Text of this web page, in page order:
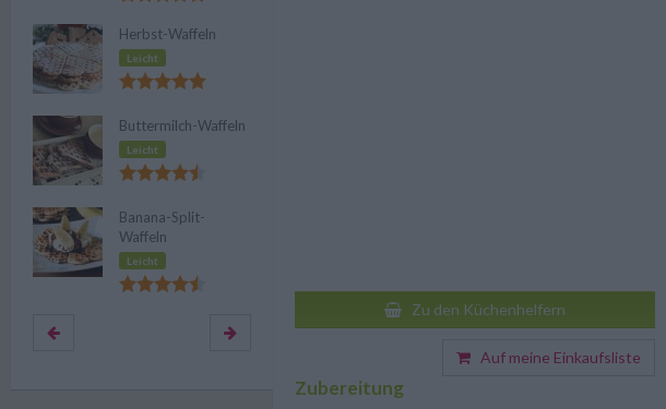
Zu den Küchenhelfern
Auf meine Einkaufsliste
Zubereitung
Herbst-Waffeln
Leicht
Buttermilch-Waffeln
Leicht
Banana-Split-
Waffeln
Leicht